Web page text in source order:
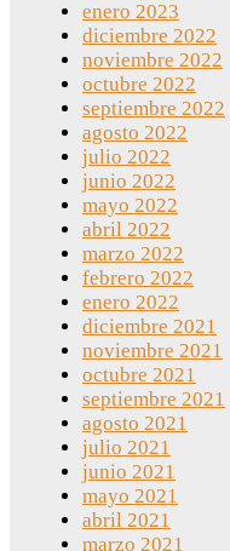
enero 2023
diciembre 2022
noviembre 2022
octubre 2022
septiembre 2022
agosto 2022
julio 2022
junio 2022
mayo 2022
abril 2022
marzo 2022
febrero 2022
enero 2022
diciembre 2021
noviembre 2021
octubre 2021
septiembre 2021
agosto 2021
julio 2021
junio 2021
mayo 2021
abril 2021
marzo 2021